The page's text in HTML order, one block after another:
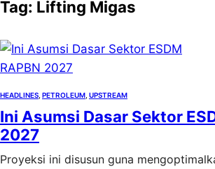
Tag: Lifting Migas
HEADLINES PETROLEUM UPSTREAM
Ini Asumsi Dasar Sektor
2027
Proyeksi ini disusun guna